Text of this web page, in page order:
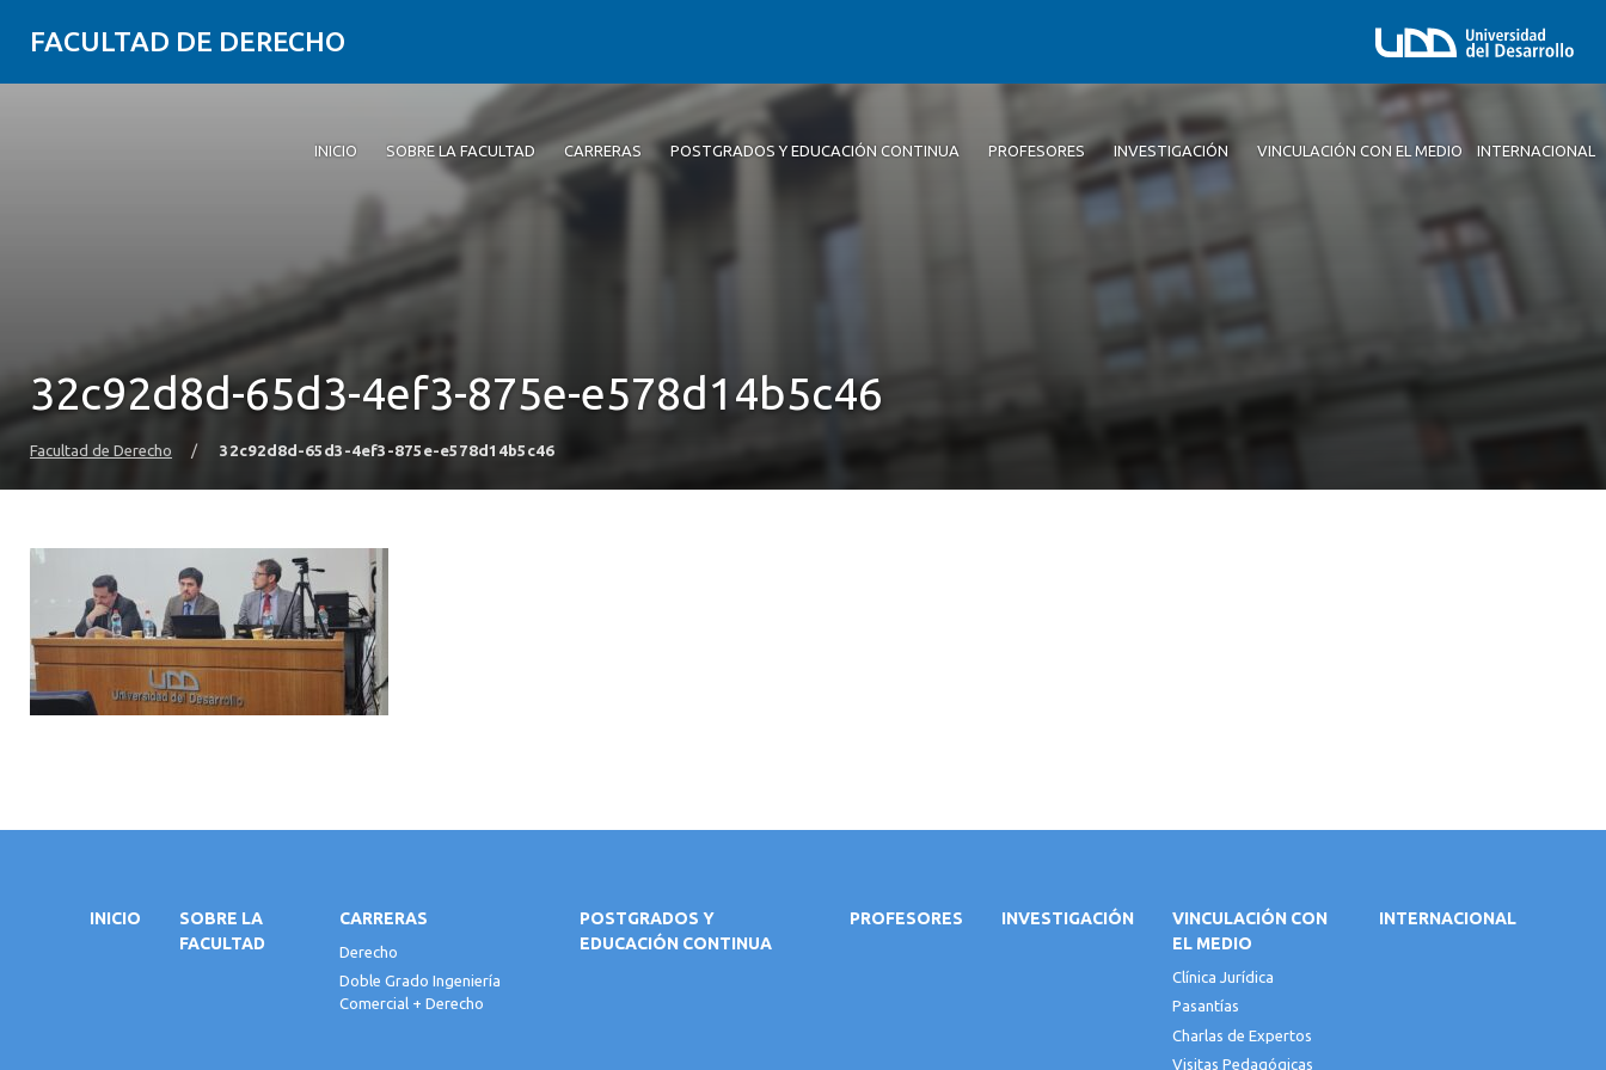
FACULTAD DE DERECHO
INICIO SOBRE LA FACULTAD CARRERAS POSTGRADOS Y EDUCACIÓN CONTINUA PROFESORES INVESTIGACIÓN VINCULACIÓN CON EL MEDIO INTERNACIONAL
32c92d8d-65d3-4ef3-875e-e578d14b5c46
Facultad de Derecho / 32c92d8d-65d3-4ef3-875e-e578d14b5c46
INICIO
SOBRE LA
FACULTAD
CARRERAS
Derecho
Doble Grado Ingeniería
Comercial + Derecho
POSTGRADOS Y
EDUCACIÓN CONTINUA
PROFESORES INVESTIGACIÓN
VINCULACIÓN CON
EL MEDIO
Clínica Jurídica
Pasantías
Charlas de Expertos
Visitas Pedagógicas
INTERNACIONAL